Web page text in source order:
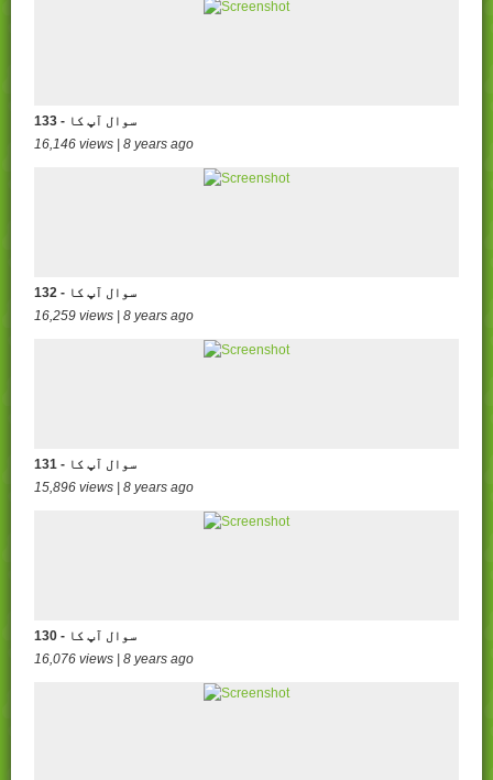
133 - سوال آپ کا
16,146 views | 8 years ago
132 - سوال آپ کا
16,259 views | 8 years ago
131 - سوال آپ کا
15,896 views | 8 years ago
130 - سوال آپ کا
16,076 views | 8 years ago